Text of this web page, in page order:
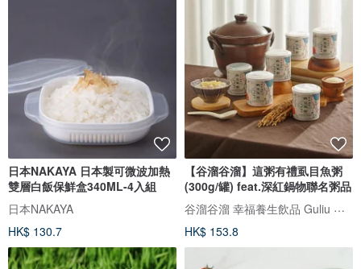
日本NAKAYA 日本製可微波加熱
雙層白飯保鮮盒340ML-4入組
日本NAKAYA
HK$ 130.7
【谷溜谷溜】這粥有禮虱目魚粥
(300g/罐) feat.深紅鍋物聯名粥品
谷溜谷溜 幸福養生飲品 Guliu Guliu
HK$ 153.8